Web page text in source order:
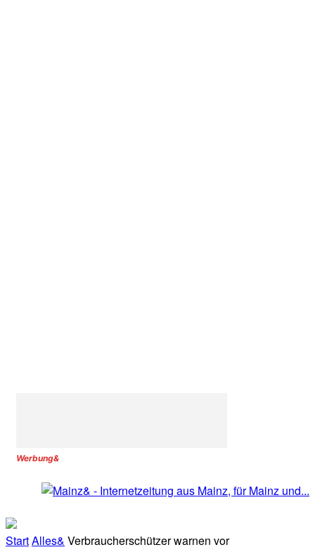
Werbung&
StartAlles& Verbraucherschützer warnen vor